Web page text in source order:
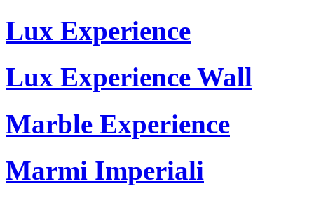
Lux Experience
Lux Experience Wall
Marble Experience
Marmi Imperiali